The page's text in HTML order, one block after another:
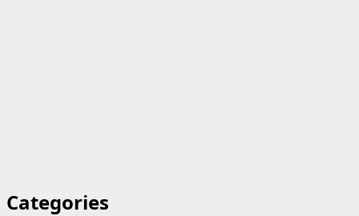
Categories